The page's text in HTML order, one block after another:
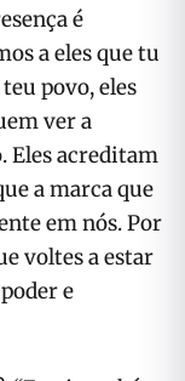
é
a eles que tu
povo, eles
ver a
Eles acreditam
a marca que
em nós. Por
voltes a estar
e